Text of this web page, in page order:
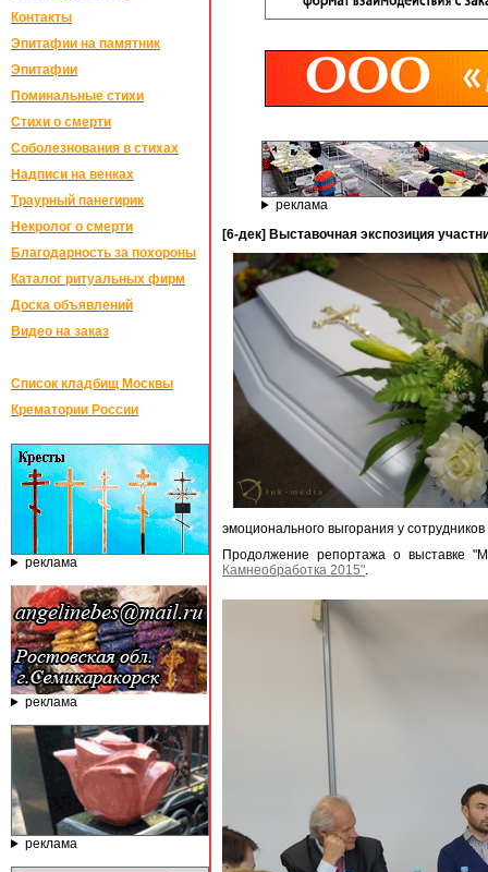
Контакты
Эпитафии на памятник
Эпитафии
Поминальные стихи
Стихи о смерти
Соболезнования в стихах
Надписи на венках
Траурный панегирик
Некролог о смерти
Благодарность за похороны
Каталог ритуальных фирм
Доска объявлений
Видео на заказ
Список кладбищ Москвы
Крематории России
реклама
реклама
реклама
реклама
[6-дек] Выставочная экспозиция
эмоционального выгорания у
Продолжение репортажа о выставке
Камнеобработка 2015".